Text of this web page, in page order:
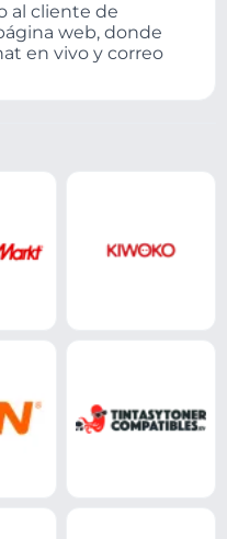
al cliente de
web, donde
en vivo y correo